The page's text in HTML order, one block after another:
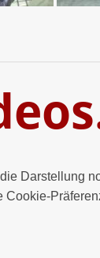
Darstellung